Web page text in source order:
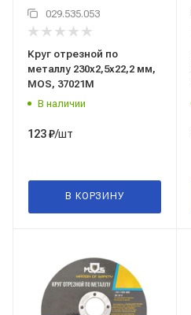
029.535.053
Круг отрезной по
металлу 230x2,5x22,2 мм,
MOS, 37021М
В наличии
123₽/шт
В КОРЗИНУ